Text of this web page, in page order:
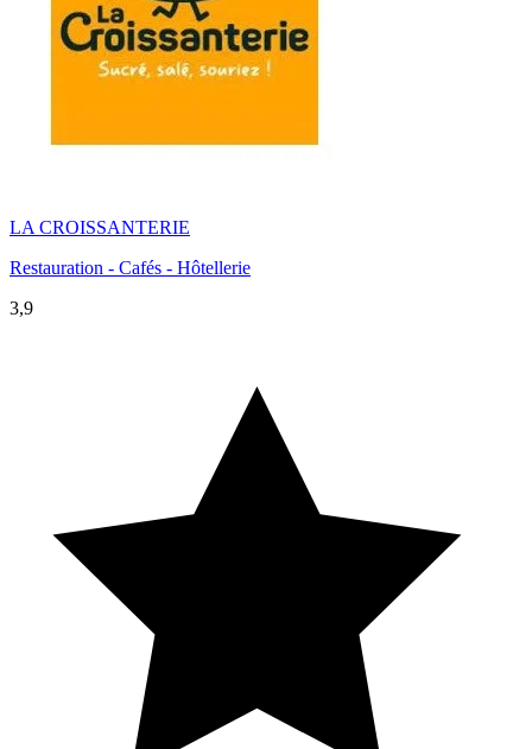
LA CROISSANTERIE
Restauration - Cafés - Hôtellerie
3,9